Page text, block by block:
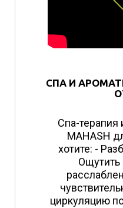
СПА И
Спа-терапия
MAHASH
хотите: -
Ощутить
циркуляцию